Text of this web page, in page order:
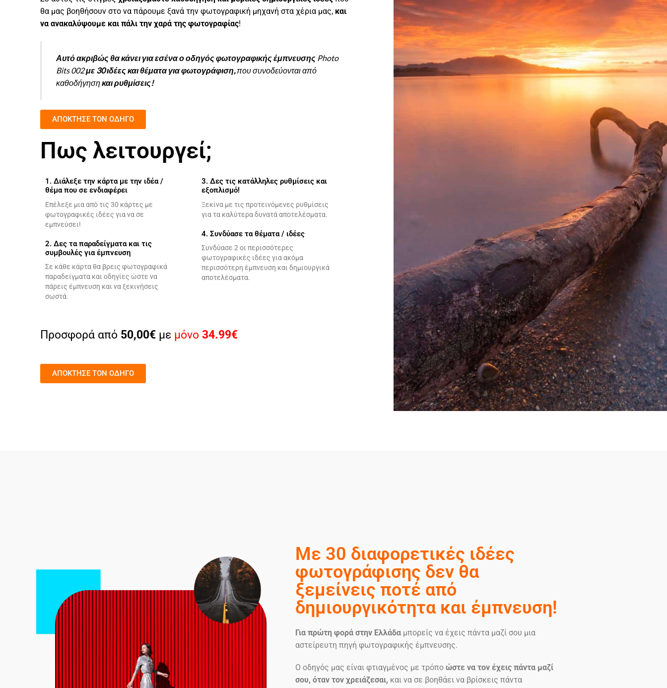
θα μας βοηθήσουν στο να πάρουμε ξανά την φωτογραφική μηχανή στα χέρια μας, και
να ανακαλύψουμε και πάλι την χαρά της φωτογραφίας!
Αυτό ακριβώς θα κάνει για εσένα ο οδηγός φωτογραφικής έμπνευσης Photo
Bits 002με 30 ιδέες και θέματα για φωτογράφιση,που συνοδεύονται από
καθοδήγησηκαι ρυθμίσεις!
ΑΠΟΚΤΗΣΕ ΤΟΝ ΟΔΗΓΟ
Πως λειτουργεί;
1. Διάλεξε την κάρτα με την ιδέα /
θέμα που σε ενδιαφέρει
Επέλεξε μια από τις 30 κάρτες με
φωτογραφικές ιδέες για να σε
εμπνεύσει!
2. Δες τα παραδείγματα και τις
συμβουλές για έμπνευση
Σε κάθε κάρτα θα βρεις φωτογραφικά
παραδείγματα και οδηγίες ώστε να
πάρεις έμπνευση και να ξεκινήσεις
σωστά.
3. Δες τις κατάλληλες ρυθμίσεις και
εξοπλισμό!
Ξεκίνα με τις προτεινόμενες ρυθμίσεις
για τα καλύτερα δυνατά αποτελέσματα.
4. Συνδύασε τα θέματα / ιδέες
Συνδύασε 2 οι περισσότερες
φωτογραφικές ιδέες για ακόμα
περισσότερη έμπνευση και δημιουργικά
αποτελέσματα.
Προσφορά από 50,00€ με μόνο34.99€
ΑΠΟΚΤΗΣΕ ΤΟΝ ΟΔΗΓΟ
Με 30 διαφορετικές ιδέες
φωτογράφισης δεν θα
ξεμείνεις ποτέ από
δημιουργικότητα και έμπνευση!
Για πρώτη φορά στην Ελλάδα μπορείς να έχεις πάντα μαζί σου μια
αστείρευτη πηγή φωτογραφικής έμπνευσης.
Ο οδηγός μας είναι φτιαγμένος με τρόπο ώστε να τον έχεις πάντα μαζί
σου, όταν τον χρειάζεσαι, και να σε βοηθάει να βρίσκεις πάντα